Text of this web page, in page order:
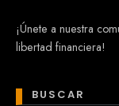
¡Únete a nuestra
libertad financiera!
BUSCAR